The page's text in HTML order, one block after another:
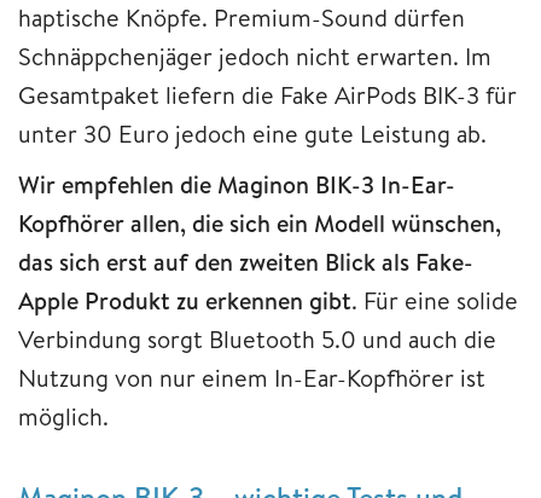
haptische Knöpfe. Premium-Sound dürfen
Schnäppchenjäger jedoch nicht erwarten. Im
Gesamtpaket liefern die Fake AirPods BIK-3 für
unter 30 Euro jedoch eine gute Leistung ab.
Wir empfehlen die Maginon BIK-3 In-Ear-
Kopfhörer allen, die sich ein Modell wünschen,
das sich erst auf den zweiten Blick als Fake-
Apple Produkt zu erkennen gibt. Für eine solide
Verbindung sorgt Bluetooth 5.0 und auch die
Nutzung von nur einem In-Ear-Kopfhörer ist
möglich.